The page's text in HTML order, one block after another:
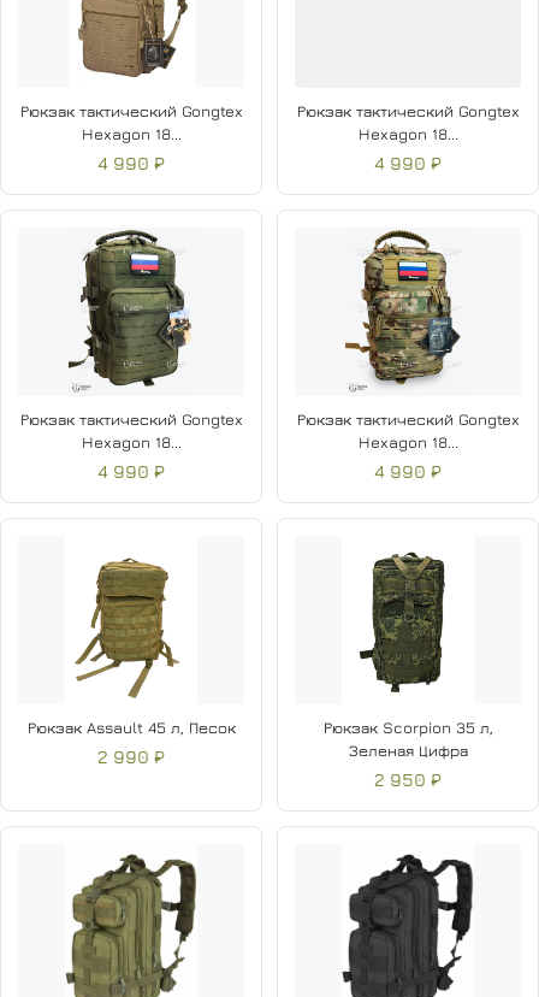
Рюкзак тактический Gongtex
Hexagon 18...
4 990 ₽
Рюкзак тактический Gongtex
Hexagon 18...
4 990 ₽
Рюкзак тактический Gongtex
Hexagon 18...
4 990 ₽
Рюкзак тактический Gongtex
Hexagon 18...
4 990 ₽
Рюкзак Assault 45 л, Песок
2 990 ₽
Рюкзак Scorpion 35 л,
Зеленая Цифра
2 950 ₽